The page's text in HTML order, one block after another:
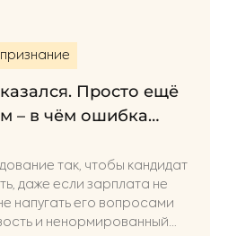
Просто ещё
– в чём ошибка
так, чтобы кандидат
даже если зарплата не
напугать его вопросами
и ненормированный